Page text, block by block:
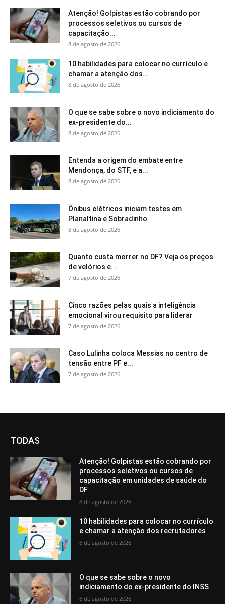
Atenção! Golpistas estão cobrando por
processos seletivos ou cursos de
capacitação...
8 de agosto de 2026
10 habilidades para colocar no currículo e
chamar a atenção dos...
8 de agosto de 2026
O que se sabe sobre o novo indiciamento do
ex-presidente do...
8 de agosto de 2026
Entenda a origem do embate entre
Mendonça, do STF, e a...
8 de agosto de 2026
Ônibus elétricos iniciam testes em
Planaltina e Sobradinho
8 de agosto de 2026
Quanto custa morrer no DF? Veja os preços
de velórios e...
7 de agosto de 2026
Cinco razões pelas quais a inteligência
emocional virou requisito para liderar
7 de agosto de 2026
Caso Lulinha coloca Messias no centro de
tensão entre PF e...
7 de agosto de 2026
TODAS
Atenção! Golpistas estão cobrando por
processos seletivos ou cursos de
capacitação em unidades de saúde do
DF
8 de agosto de 2026
10 habilidades para colocar no currículo
e chamar a atenção dos recrutadores
8 de agosto de 2026
O que se sabe sobre o novo
indiciamento do ex-presidente do INSS
8 de agosto de 2026